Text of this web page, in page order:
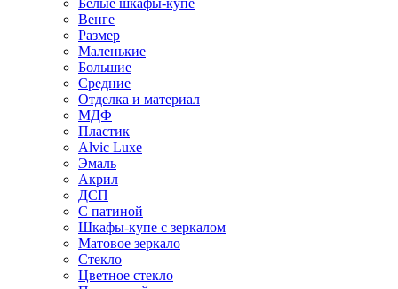
Белые шкафы-купе
Венге
Размер
Маленькие
Большие
Средние
Отделка и материал
МДФ
Пластик
Alvic Luxe
Эмаль
Акрил
ДСП
С патиной
Шкафы-купе с зеркалом
Матовое зеркало
Стекло
Цветное стекло